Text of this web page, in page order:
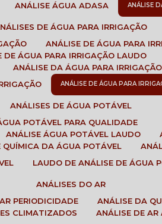
ANÁLISE ÁGUA ADASA ANÁLISE
ANÁLISES DE ÁGUA PARA IRRIGAÇÃO
ANÁLISE DE ÁGUA PARA
DE ÁGUA PARA IRRIGAÇÃO LAUDO
ANÁLISE DA ÁGUA PARA IRRIGAÇÃO
ANÁLISE DE ÁGUA PARA
ANÁLISES DE ÁGUA POTÁVEL
POTÁVEL PARA QUALIDADE
ANÁLISE ÁGUA POTÁVEL LAUDO
QUÍMICA DA ÁGUA POTÁVEL
LAUDO DE ANÁLISE DE ÁGUA
ANÁLISES DO AR
PERIODICIDADE
ANÁLISE DA
CLIMATIZADOS ANÁLISE DE